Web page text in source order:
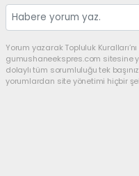
Yorum yazarak Topluluk
gumushaneekspres.com sitesine
dolaylı tüm sorumluluğu tek
yorumlardan site yönetimi hiçbir